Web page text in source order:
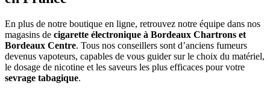
En plus de notre boutique en ligne, retrouvez notre équipe dans nos
magasins de cigarette électronique à Bordeaux Chartrons et
Bordeaux Centre. Tous nos conseillers sont d’anciens fumeurs
devenus vapoteurs, capables de vous guider sur le choix du matériel,
le dosage de nicotine et les saveurs les plus efficaces pour votre
sevrage tabagique.